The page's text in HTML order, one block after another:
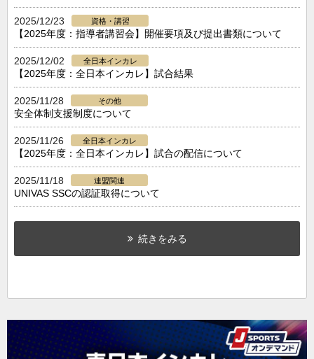
2025/12/23 資格・講習
【2025年度：指導者講習会】開催要項及び提出書類について
2025/12/02 全日本インカレ
【2025年度：全日本インカレ】試合結果
2025/11/28 その他
安全体制支援制度について
2025/11/26 全日本インカレ
【2025年度：全日本インカレ】試合の配信について
2025/11/18 連盟関連
UNIVAS SSCの認証取得について
続きをみる